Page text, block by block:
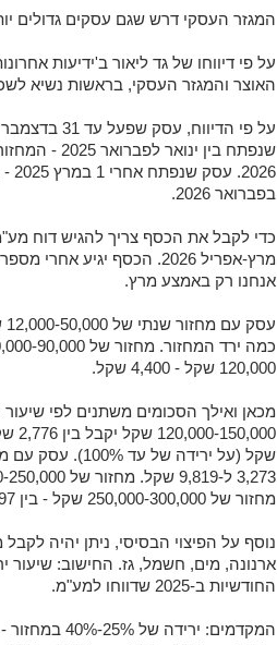
המגזר העסקי דרש שגם עסקים גדולים
על פי דיווחו של גד ליאור ב'ידיעות
האוצר והמגזר העסקי, בראשות נשיא לשכת
בפברואר 2026.
מרץ-אפריל 2026. הכסף יגיע
אנחנו רק באמצע מרץ.
120,000 שקל - 4,400 שקל.
מכאן ואילך הסכומים משתנים לפי
מחזור של 250,000-300,000 שקל - בין 4,897 ל-14,691 שקל.
נוסף על הפיצוי הבסיסי, ניתן יהיה
ארנונה, מים, חשמל, גז. החישוב: שיעור
החודשיות ב-2025 שדווחו למע"מ.